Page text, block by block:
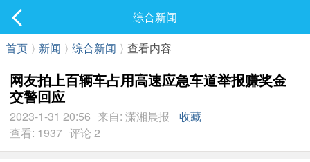
最新发表
综合新闻
首页 ⟩ 新闻 ⟩ 综合新闻 ⟩ 查看内容
网友拍上百辆车占用高速应急车道举报赚奖金
交警回应
2023-1-31 20:56 来自: 潇湘晨报
收藏
查看: 1937 评论 2